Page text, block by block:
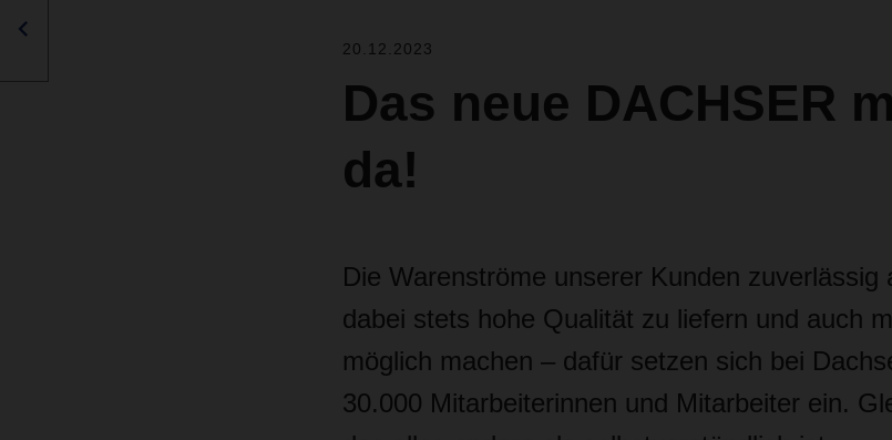
20.12.2023
Das neue DACHSER
da!
Die Warenströme unserer Kunden zuverlässig
dabei stets hohe Qualität zu liefern und auch
möglich machen – dafür setzen sich bei
30.000 Mitarbeiterinnen und Mitarbeiter ein.